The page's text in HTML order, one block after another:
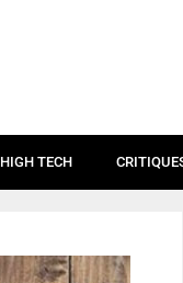
HIGH TECH